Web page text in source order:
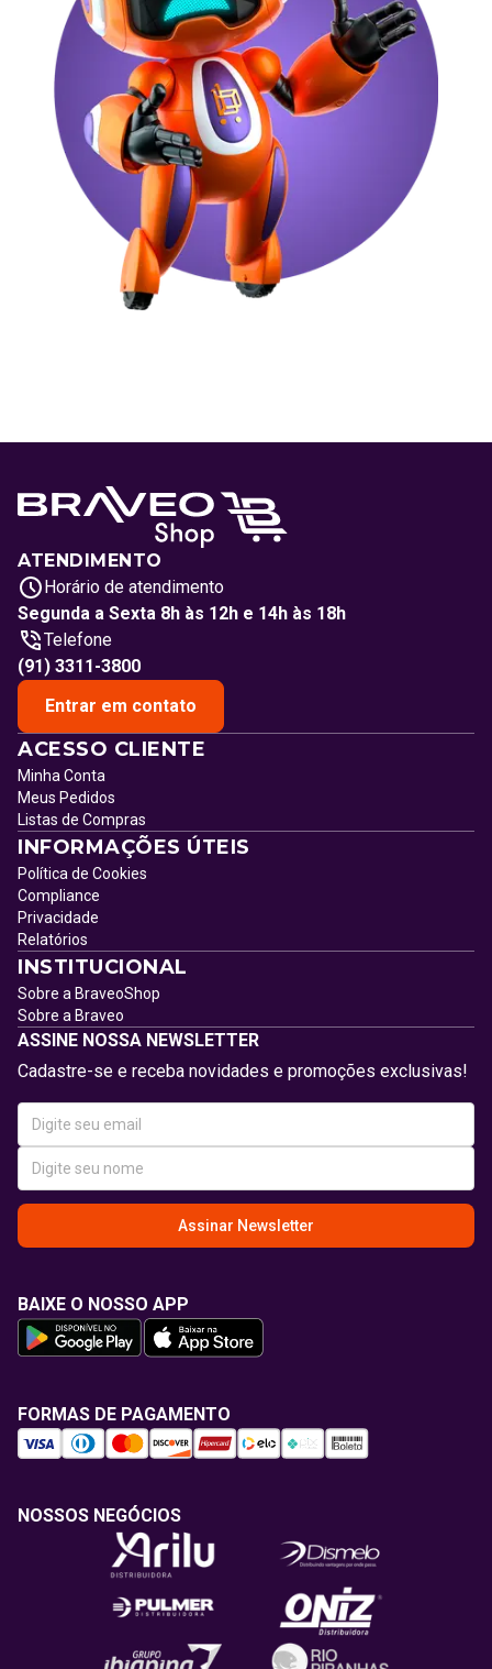
ATENDIMENTO
Horário de atendimento
Segunda a Sexta 8h às 12h e 14h às 18h
Telefone
(91) 3311-3800
Entrar em contato
ACESSO CLIENTE
Minha Conta
Meus Pedidos
Listas de Compras
INFORMAÇÕES ÚTEIS
Política de Cookies
Compliance
Privacidade
Relatórios
INSTITUCIONAL
Sobre a BraveoShop
Sobre a Braveo
ASSINE NOSSA NEWSLETTER
Cadastre-se e receba novidades e promoções exclusivas!
Assinar Newsletter
BAIXE O NOSSO APP
FORMAS DE PAGAMENTO
NOSSOS NEGÓCIOS